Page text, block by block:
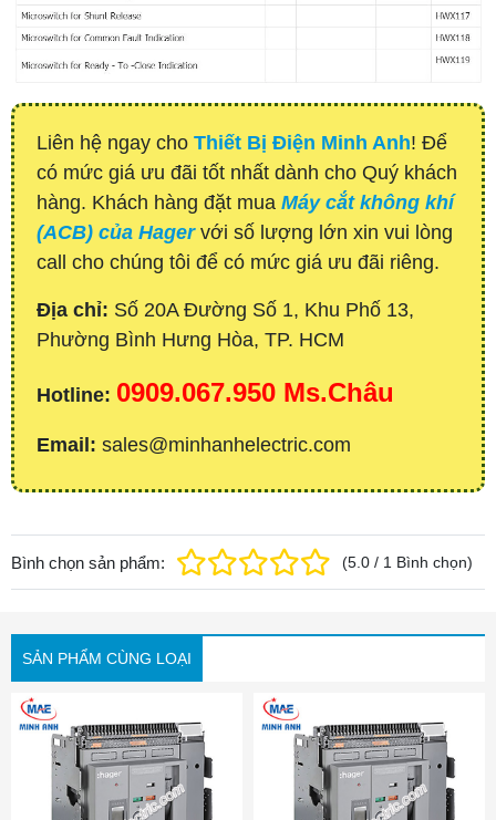
Liên hệ ngay cho Thiết Bị Điện Minh Anh! Để
có mức giá ưu đãi tốt nhất dành cho Quý khách
hàng. Khách hàng đặt mua Máy cắt không khí
(ACB) của Hagervới số lượng lớn xin vui lòng
call cho chúng tôi để có mức giá ưu đãi riêng.
Địa chỉ: Số 20A Đường Số 1, Khu Phố 13,
Phường Bình Hưng Hòa, TP. HCM
Hotline: 0909.067.950 Ms.Châu
Email: sales@minhanhelectric.com
Bình chọn sản phẩm: (5.0 / 1 Bình chọn)
SẢN PHẨM CÙNG LOẠI